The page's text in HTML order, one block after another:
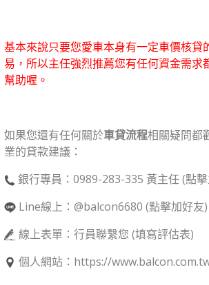
基本來說只要您愛車本身有一定車價核貸
易，所以主任強烈推薦您有任何資金需求
幫助喔。
如果您還有任何關於車貸流程相關疑問都
業的貸款建議：
銀行專員：0989-283-335 黃主任 (點
Line線上：@balcon6680 (點擊加好友)
線上表單：行員聯繫您 (填寫評估表)
個人網站： https://